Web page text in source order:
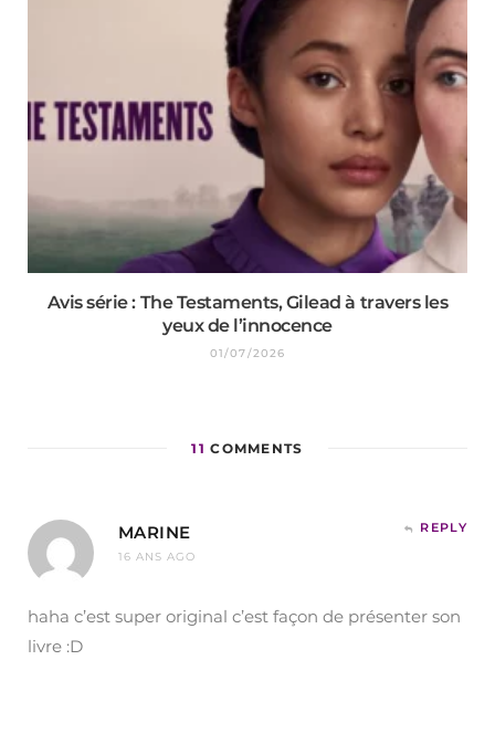
Avis série : The Testaments, Gilead à travers les
yeux de l’innocence
01/07/2026
11 COMMENTS
MARINE
16 ANS AGO
REPLY
haha c’est super original c’est façon de présenter son
livre :D